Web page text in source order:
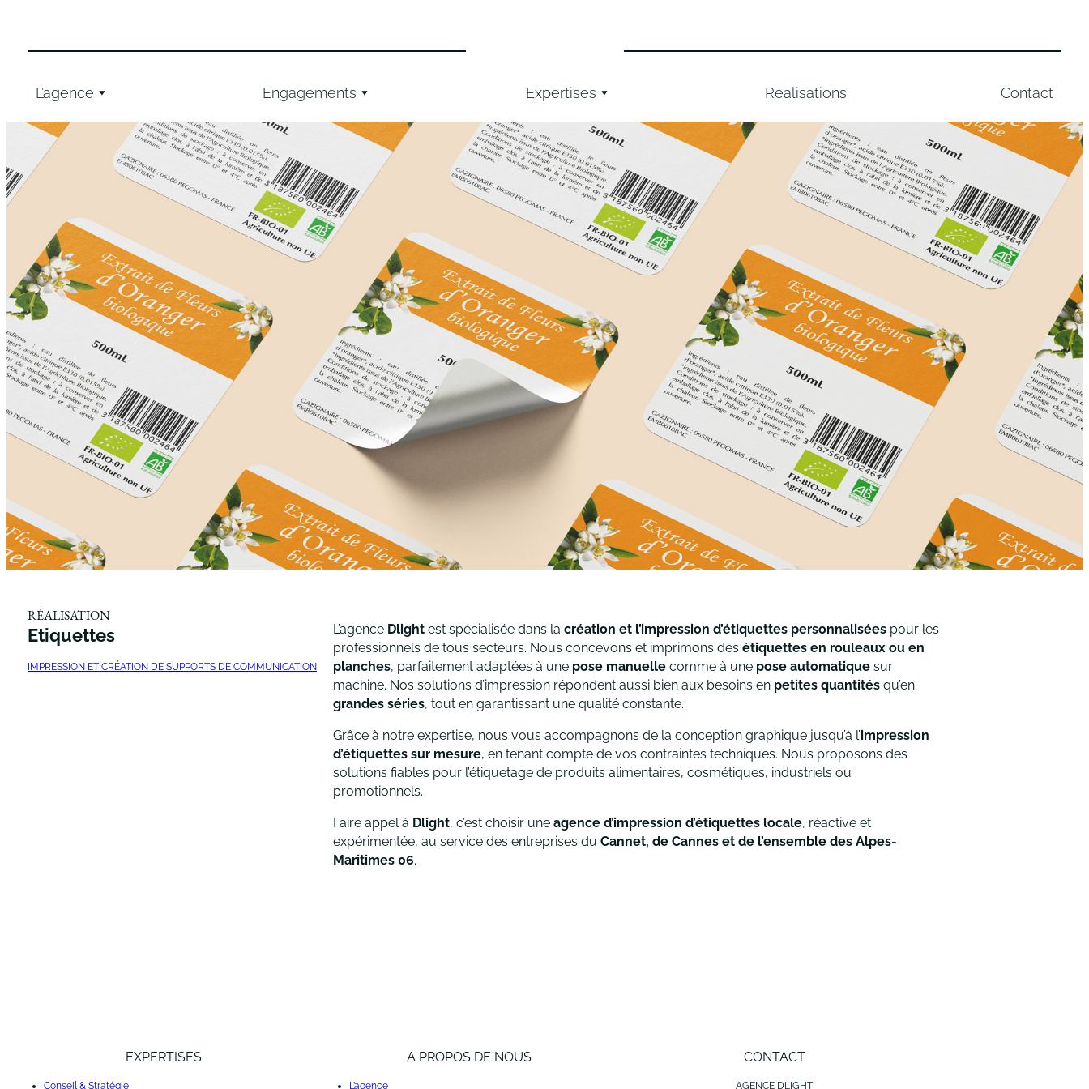
contenu
L’agence Engagements Expertises Réalisations Contact
RÉALISATION
Etiquettes
IMPRESSION ET CRÉATION DE SUPPORTS DE COMMUNICATION
L’agence Dlight est spécialisée dans la création et l’impression d’étiquettes personnaliséespour les
professionnels de tous secteurs. Nous concevons et imprimons des étiquettes en rouleaux ou en
planches, parfaitement adaptées à une pose manuellecomme à une pose automatiquesur
machine. Nos solutions d’impression répondent aussi bien aux besoins en petites quantitésqu’en
grandes séries, tout en garantissant une qualité constante.
Grâce à notre expertise, nous vous accompagnons de la conception graphique jusqu’à l’impression
d’étiquettes sur mesure, en tenant compte de vos contraintes techniques. Nous proposons des
solutions fiables pour l’étiquetage de produits alimentaires, cosmétiques, industriels ou
promotionnels.
Faire appel à Dlight, c’est choisir une agence d’impression d’étiquettes locale, réactive et
expérimentée, au service des entreprises du Cannet, de Cannes et de l’ensemble des Alpes-
Maritimes 06.
EXPERTISES
Conseil & Stratégie
A PROPOS DE NOUS
L’agence
CONTACT
AGENCE DLIGHT